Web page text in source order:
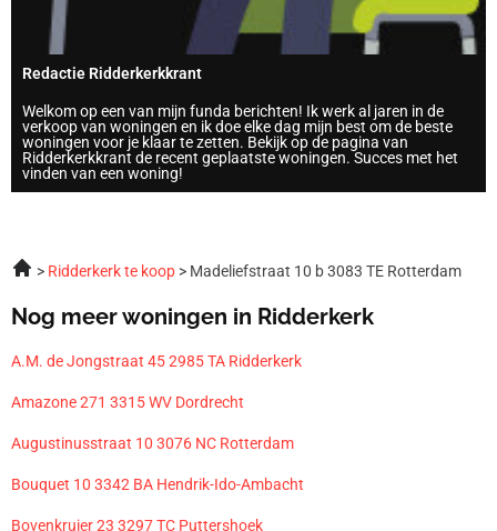
Redactie Ridderkerkkrant
Welkom op een van mijn funda berichten! Ik werk al jaren in de
verkoop van woningen en ik doe elke dag mijn best om de beste
woningen voor je klaar te zetten. Bekijk op de pagina van
Ridderkerkkrant de recent geplaatste woningen. Succes met het
vinden van een woning!
Ridderkerk te koop Madeliefstraat 10 b 3083 TE Rotterdam
Nog meer woningen in Ridderkerk
A.M. de Jongstraat 45 2985 TA Ridderkerk
Amazone 271 3315 WV Dordrecht
Augustinusstraat 10 3076 NC Rotterdam
Bouquet 10 3342 BA Hendrik-Ido-Ambacht
Bovenkruier 23 3297 TC Puttershoek